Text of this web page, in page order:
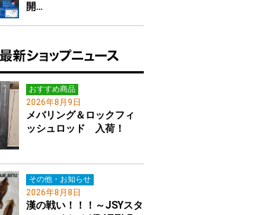
開…
おすすめ商品
2026年8月9日
メバリング＆ロックフィ
ッシュロッド 入荷！
その他・お知らせ
2026年8月8日
漢の戦い！！！～JSYスタ